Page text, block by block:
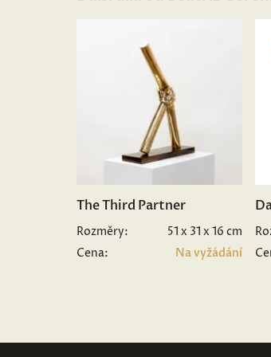
The Third Partner
Rozměry:
51 x 31 x 16 cm
Cena:
Na vyžádání